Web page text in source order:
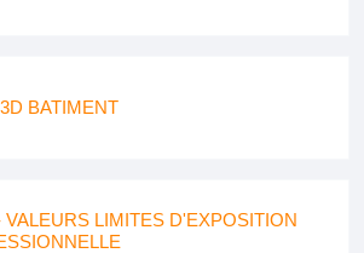
BATIMENT
VALEURS LIMITES D'EXPOSITION